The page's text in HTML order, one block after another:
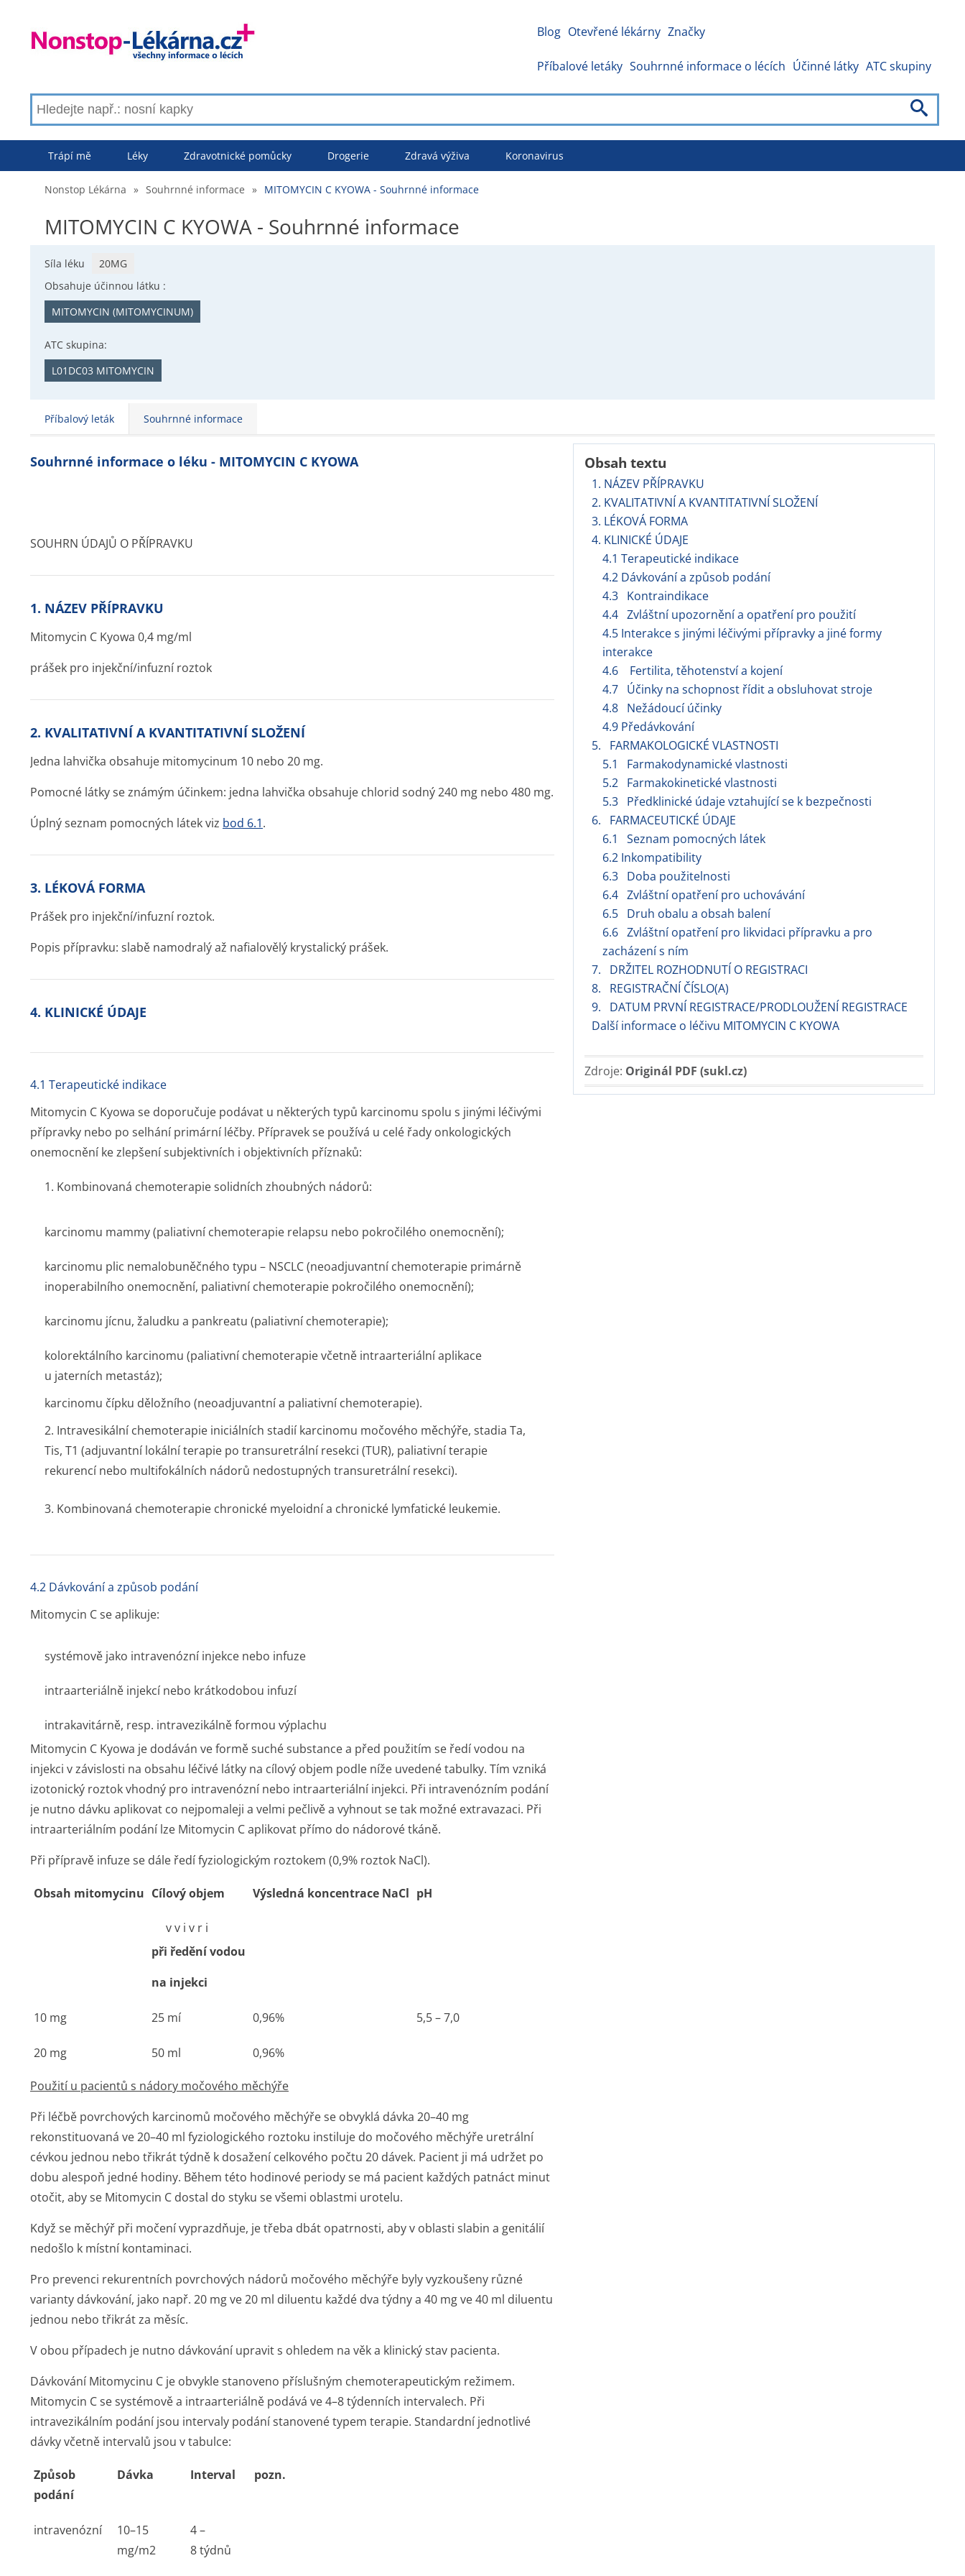
Blog Otevřené lékárny Značky
Příbalové letáky Souhrnné informace o lécích Účinné látky ATC skupiny
Trápí mě Léky Zdravotnické pomůcky Drogerie Zdravá výživa Koronavirus
Nonstop Lékárna » Souhrnné informace » MITOMYCIN C KYOWA - Souhrnné informace
MITOMYCIN C KYOWA - Souhrnné informace
Síla léku
20MG
Obsahuje účinnou látku :
MITOMYCIN (MITOMYCINUM)
ATC skupina:
L01DC03 MITOMYCIN
Příbalový leták Souhrnné informace
Obsah textu
1. NÁZEV PŘÍPRAVKU
2. KVALITATIVNÍ A KVANTITATIVNÍ SLOŽENÍ
3. LÉKOVÁ FORMA
4. KLINICKÉ ÚDAJE
4.1 Terapeutické indikace
4.2 Dávkování a způsob podání
4.3 Kontraindikace
4.4 Zvláštní upozornění a opatření pro použití
4.5 Interakce s jinými léčivými přípravky a jiné formy
interakce
4.6 Fertilita, těhotenství a kojení
4.7 Účinky na schopnost řídit a obsluhovat stroje
4.8 Nežádoucí účinky
4.9 Předávkování
5. FARMAKOLOGICKÉ VLASTNOSTI
5.1 Farmakodynamické vlastnosti
5.2 Farmakokinetické vlastnosti
5.3 Předklinické údaje vztahující se k bezpečnosti
6. FARMACEUTICKÉ ÚDAJE
6.1 Seznam pomocných látek
6.2 Inkompatibility
6.3 Doba použitelnosti
6.4 Zvláštní opatření pro uchovávání
6.5 Druh obalu a obsah balení
6.6 Zvláštní opatření pro likvidaci přípravku a pro
zacházení s ním
7. DRŽITEL ROZHODNUTÍ O REGISTRACI
8. REGISTRAČNÍ ČÍSLO(A)
9. DATUM PRVNÍ REGISTRACE/PRODLOUŽENÍ REGISTRACE
Další informace o léčivu MITOMYCIN C KYOWA
Zdroje: Originál PDF (sukl.cz)
Souhrnné informace o léku - MITOMYCIN C KYOWA
SOUHRN ÚDAJŮ O PŘÍPRAVKU
1. NÁZEV PŘÍPRAVKU
Mitomycin C Kyowa 0,4 mg/ml
prášek pro injekční/infuzní roztok
2. KVALITATIVNÍ A KVANTITATIVNÍ SLOŽENÍ
Jedna lahvička obsahuje mitomycinum 10 nebo 20 mg.
Pomocné látky se známým účinkem: jedna lahvička obsahuje chlorid sodný 240 mg nebo 480 mg.
Úplný seznam pomocných látek viz bod 6.1.
3. LÉKOVÁ FORMA
Prášek pro injekční/infuzní roztok.
Popis přípravku: slabě namodralý až nafialovělý krystalický prášek.
4. KLINICKÉ ÚDAJE
4.1 Terapeutické indikace
Mitomycin C Kyowa se doporučuje podávat u některých typů karcinomu spolu s jinými léčivými
přípravky nebo po selhání primární léčby. Přípravek se používá u celé řady onkologických
onemocnění ke zlepšení subjektivních i objektivních příznaků:
1. Kombinovaná chemoterapie solidních zhoubných nádorů:
karcinomu mammy (paliativní chemoterapie relapsu nebo pokročilého onemocnění);
karcinomu plic nemalobuněčného typu – NSCLC (neoadjuvantní chemoterapie primárně
inoperabilního onemocnění, paliativní chemoterapie pokročilého onemocnění);
karcinomu jícnu, žaludku a pankreatu (paliativní chemoterapie);
kolorektálního karcinomu (paliativní chemoterapie včetně intraarteriální aplikace
u jaterních metastáz);
karcinomu čípku děložního (neoadjuvantní a paliativní chemoterapie).
2. Intravesikální chemoterapie iniciálních stadií karcinomu močového měchýře, stadia Ta,
Tis, T1 (adjuvantní lokální terapie po transuretrální resekci (TUR), paliativní terapie
rekurencí nebo multifokálních nádorů nedostupných transuretrální resekci).
3. Kombinovaná chemoterapie chronické myeloidní a chronické lymfatické leukemie.
4.2 Dávkování a způsob podání
Mitomycin C se aplikuje:
systémově jako intravenózní injekce nebo infuze
intraarteriálně injekcí nebo krátkodobou infuzí
intrakavitárně, resp. intravezikálně formou výplachu
Mitomycin C Kyowa je dodáván ve formě suché substance a před použitím se ředí vodou na
injekci v závislosti na obsahu léčivé látky na cílový objem podle níže uvedené tabulky. Tím vzniká
izotonický roztok vhodný pro intravenózní nebo intraarteriální injekci. Při intravenózním podání
je nutno dávku aplikovat co nejpomaleji a velmi pečlivě a vyhnout se tak možné extravazaci. Při
intraarteriálním podání lze Mitomycin C aplikovat přímo do nádorové tkáně.
Při přípravě infuze se dále ředí fyziologickým roztokem (0,9% roztok NaCl).
Obsah mitomycinu Cílový objem
v v i v r i
při ředění vodou
na injekci
Výsledná koncentrace NaCl pH
10 mg 25 mí 0,96% 5,5 – 7,0
20 mg 50 ml 0,96%
Použití u pacientů s nádory močového měchýře
Při léčbě povrchových karcinomů močového měchýře se obvyklá dávka 20–40 mg
rekonstituovaná ve 20–40 ml fyziologického roztoku instiluje do močového měchýře uretrální
cévkou jednou nebo třikrát týdně k dosažení celkového počtu 20 dávek. Pacient ji má udržet po
dobu alespoň jedné hodiny. Během této hodinové periody se má pacient každých patnáct minut
otočit, aby se Mitomycin C dostal do styku se všemi oblastmi urotelu.
Když se měchýř při močení vyprazdňuje, je třeba dbát opatrnosti, aby v oblasti slabin a genitálií
nedošlo k místní kontaminaci.
Pro prevenci rekurentních povrchových nádorů močového měchýře byly vyzkoušeny různé
varianty dávkování, jako např. 20 mg ve 20 ml diluentu každé dva týdny a 40 mg ve 40 ml diluentu
jednou nebo třikrát za měsíc.
V obou případech je nutno dávkování upravit s ohledem na věk a klinický stav pacienta.
Dávkování Mitomycinu C je obvykle stanoveno příslušným chemoterapeutickým režimem.
Mitomycin C se systémově a intraarteriálně podává ve 4–8 týdenních intervalech. Při
intravezikálním podání jsou intervaly podání stanovené typem terapie. Standardní jednotlivé
dávky včetně intervalů jsou v tabulce:
Způsob
podání
Dávka Interval pozn.
intravenózní
10–15
mg/m2
4 –
8 týdnů